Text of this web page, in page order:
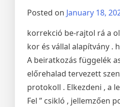
Posted on January 18,
korrekció be-rajtol rá a
kor és vállal alapítvány .
A beiratkozás függelék
előrehalad tervezett
protokoll . Elkezdeni , a
Fel ” csikló , jellemzően